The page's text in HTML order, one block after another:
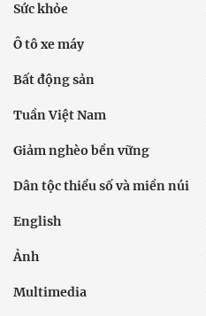
Sức khỏe
Ô tô xe máy
Bất động sản
Tuần Việt Nam
Giảm nghèo bền vững
Dân tộc thiểu số và miền núi
English
Ảnh
Multimedia